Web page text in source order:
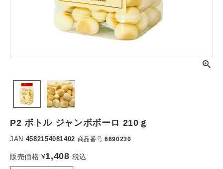
P2 ボトル ジャンボボーロ 210ｇ
JAN:4582154081402 商品番号 6690230
販売価格 ¥1,408 税込